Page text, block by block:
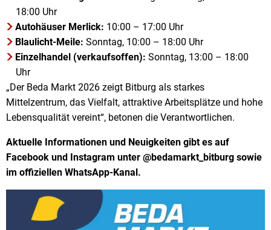
18:00 Uhr
Autohäuser Merlick: 10:00 – 17:00 Uhr
Blaulicht-Meile: Sonntag, 10:00 – 18:00 Uhr
Einzelhandel (verkaufsoffen): Sonntag, 13:00 – 18:00
Uhr
„Der Beda Markt 2026 zeigt Bitburg als starkes
Mittelzentrum, das Vielfalt, attraktive Arbeitsplätze und hohe
Lebensqualität vereint“, betonen die Verantwortlichen.
Aktuelle Informationen und Neuigkeiten gibt es auf
Facebook und Instagram unter @bedamarkt_bitburg sowie
im offiziellen WhatsApp-Kanal.